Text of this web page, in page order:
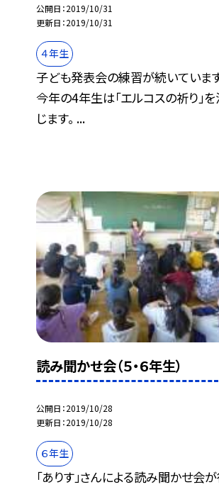
公開日 2019/10/31
更新日 2019/10/31
４年生
子ども発表会の練習が続いています
今年の4年生は「エルコスの祈り」
じます。 ...
読み聞かせ会（５・６年生）
公開日 2019/10/28
更新日 2019/10/28
６年生
「ありす」さんによる読み聞かせ会